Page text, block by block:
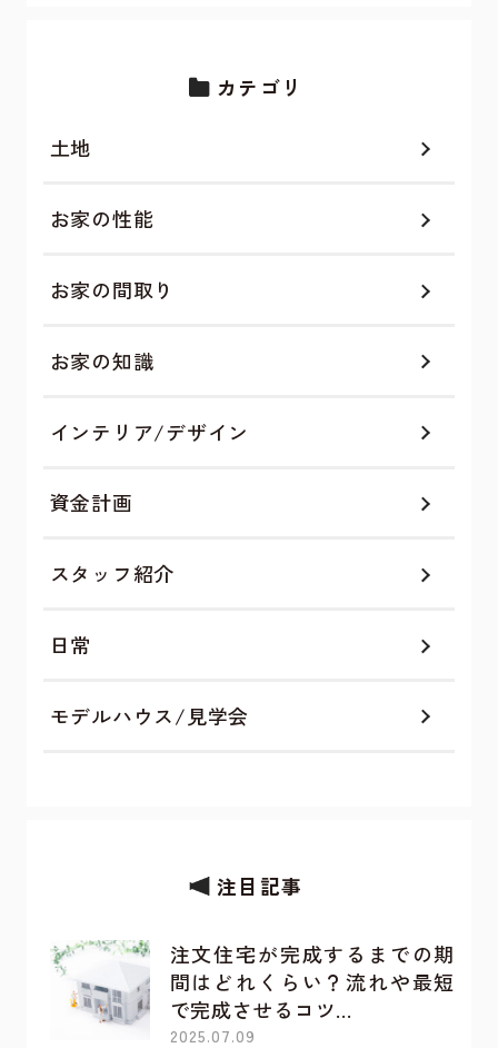
カテゴリ
土地
お家の性能
お家の間取り
お家の知識
インテリア/デザイン
資金計画
スタッフ紹介
日常
モデルハウス/見学会
注目記事
注文住宅が完成するまでの期
間はどれくらい？流れや最短
で完成させるコツ…
2025.07.09